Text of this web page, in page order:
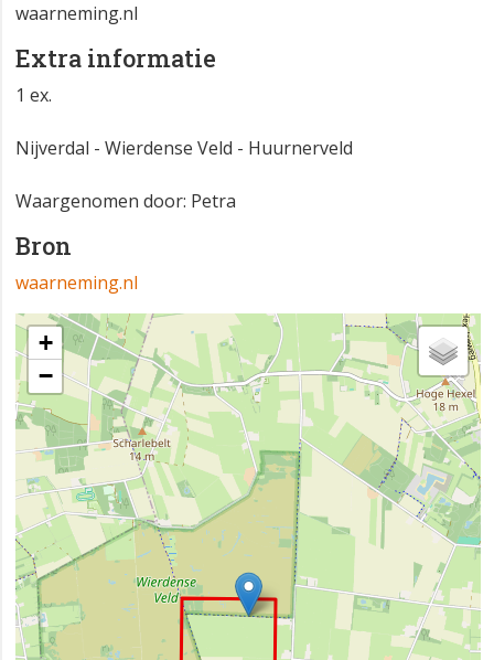
waarneming.nl
Extra informatie
1 ex.
Nijverdal - Wierdense Veld - Huurnerveld
Waargenomen door: Petra
Bron
waarneming.nl
+
−